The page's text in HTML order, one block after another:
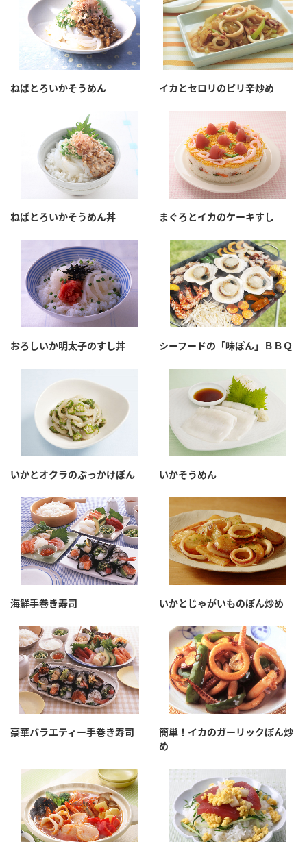
お酢ドリンク ぽん酢
みりん風・料理酒 鍋用調味料
スープ 中華
クイック調味料 レモン果汁
ふりかけ おすしの素
Fibee
ブランド・スペシャルサイト
ブランド・スペシャルサイト トップ
商品ブランドサイト
カンタン酢
お酢ドリンク
味ぽん
かおりの蔵
鍋なび
納豆のサイト
PIN印
三ツ判山吹
千夜
スペシャルサイト
お酢を知ろう！
すしラボ
ぽん酢サワー
鍋奉行マニュアル
ミツカンのCM
ロングセラー商品 ＋ おすすめレシピ
人気商品 ＋ おすすめレシピ
企業情報
ミツカングループについて
企業理念
ミツカンの歴史
ミツカンを知る
環境への取り組み
水の文化センター（アーカイブ）
ZENB initiative
MIM（ミツカンミュージアム）
各部門が大切にしていること
おいしさと健康への取り組み
キッザニア東京「ぽん酢工房」
お客様相談センター
お客様の声をいかしました
よくあるご質問
お問い合わせ
ミツカン公式通販
検索
業務用サイト ミツカングループについて 製造所固有記号一覧
ねばとろいかそうめん イカとセロリのピリ辛炒め
ねばとろいかそうめん丼 まぐろとイカのケーキすし
おろしいか明太子のすし丼 シーフードの「味ぽん」ＢＢＱ
いかとオクラのぶっかけぽん いかそうめん
海鮮手巻き寿司 いかとじゃがいものぽん炒め
豪華バラエティー手巻き寿司
簡単！イカのガーリックぽん炒
め